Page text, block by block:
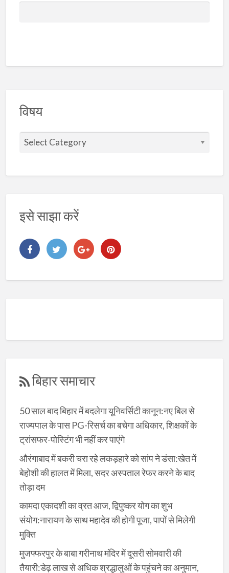
विषय
इसे साझा करें
बिहार समाचार
50 साल बाद बिहार में बदलेगा यूनिवर्सिटी कानून:नए बिल से
राज्यपाल के पास PG-रिसर्च का बचेगा अधिकार, शिक्षकों के
ट्रांसफर-पोस्टिंग भी नहीं कर पाएंगे
औरंगाबाद में बकरी चरा रहे लकड़हारे को सांप ने डंसा:खेत में
बेहोशी की हालत में मिला, सदर अस्पताल रेफर करने के बाद
तोड़ा दम
कामदा एकादशी का व्रत आज, द्विपुष्कर योग का शुभ
संयोग:नारायण के साथ महादेव की होगी पूजा, पापों से मिलेगी
मुक्ति
मुजफ्फरपुर के बाबा गरीनाथ मंदिर में दूसरी सोमवारी की
तैयारी:डेढ़ लाख से अधिक श्रद्धालुओं के पहुंचने का अनुमान,